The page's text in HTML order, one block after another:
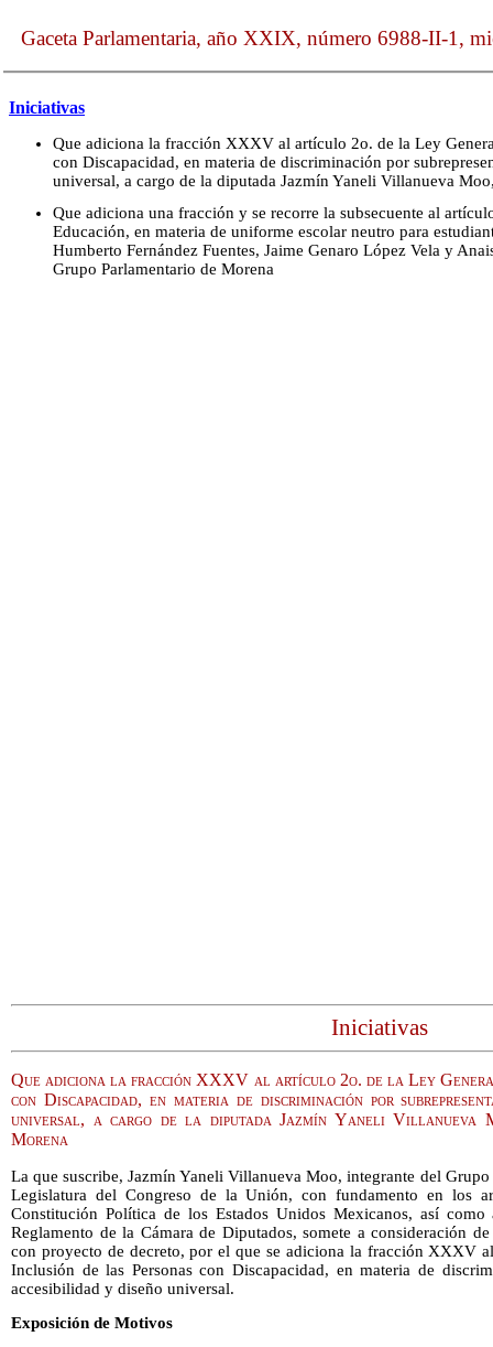
Gaceta Parlamentaria, año XXIX, número 6988-II-1,
Iniciativas
Que adiciona la fracción XXXV al artículo 2o. de la Ley
con Discapacidad, en materia de discriminación por
universal, a cargo de la diputada Jazmín Yaneli Villanueva
Que adiciona una fracción y se recorre la subsecuente al
Educación, en materia de uniforme escolar neutro para
Humberto Fernández Fuentes, Jaime Genaro López Vela y
Grupo Parlamentario de Morena
Iniciativas
Que adiciona la fracción XXXV al artículo 2o. de la Ley
con Discapacidad, en materia de discriminación por
universal, a cargo de la diputada Jazmín Yaneli Villanueva
Morena
La que suscribe, Jazmín Yaneli Villanueva Moo, integrante del
Legislatura del Congreso de la Unión, con fundamento en los
Constitución Política de los Estados Unidos Mexicanos, así
Reglamento de la Cámara de Diputados, somete a consideración
con proyecto de decreto, por el que se adiciona la fracción XXXV
Inclusión de las Personas con Discapacidad, en materia de
accesibilidad y diseño universal.
Exposición de Motivos